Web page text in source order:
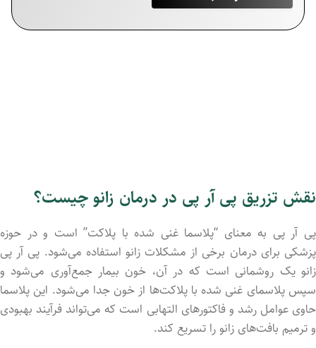
نقش تزریق پی آر پی در درمان زانو چیست؟
پی آر پی به معنای “پلاسما غنی شده با پلاکت” است و در حوزه
پزشکی برای درمان برخی از مشکلات زانو استفاده می‌شود. پی آر پی
زانو یک روشمانی است که در آن، خون بیمار جمع‌آوری می‌شود و
سپس پلاسمای غنی شده با پلاکت‌ها از خون جدا می‌شود. این پلاسما
حاوی عوامل رشد و فاکتورهای التهابی است که می‌تواند فرآیند بهبودی
و ترمیم بافت‌های زانو را تسریع کند.